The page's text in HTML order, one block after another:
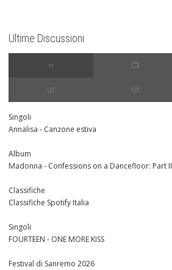
Ultime Discussioni
∞ 📺
🌿 🎲
Singoli
Annalisa - Canzone estiva
Album
Madonna - Confessions on a Dancefloor: Part II
Classifiche
Classifiche Spotify Italia
Singoli
FOURTEEN - ONE MORE KISS
Festival di Sanremo 2026